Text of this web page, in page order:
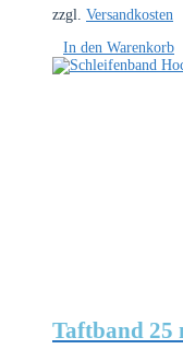
zzgl. Versandkosten
In den Warenkorb
Taftband 25